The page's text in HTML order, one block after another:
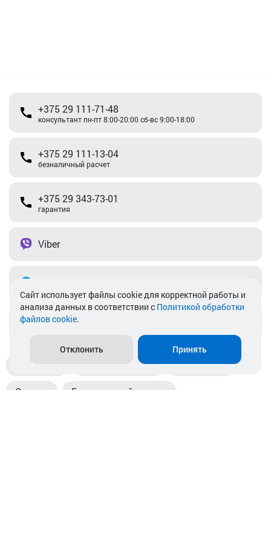
+375 29 111-71-48
консультант пн-пт 8:00-20:00 сб-вс 9:00-18:00
+375 29 111-13-04
безналичный расчет
+375 29 343-73-01
гарантия
Viber
info@akkamulik.by
Пункты выдачи Магазины
Оплата Безналичный расчет
Cайт использует файлы cookie для корректной работы и
анализа данных в соответствии с Политикой обработки
файлов cookie.
Отклонить Принять